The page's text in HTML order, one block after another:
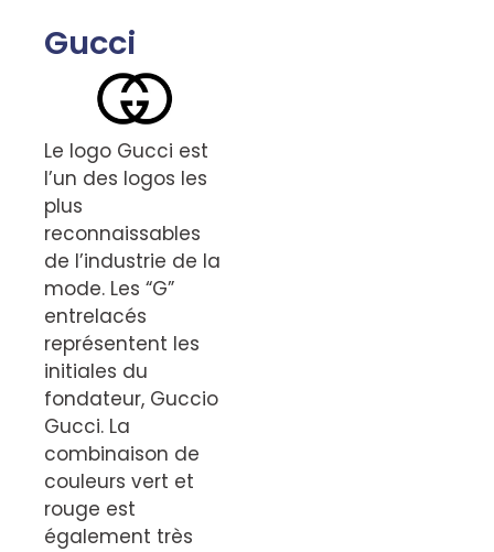
Gucci
Le logo Gucci est
l’un des logos les
plus
reconnaissables
de l’industrie de la
mode. Les “G”
entrelacés
représentent les
initiales du
fondateur, Guccio
Gucci. La
combinaison de
couleurs vert et
rouge est
également très